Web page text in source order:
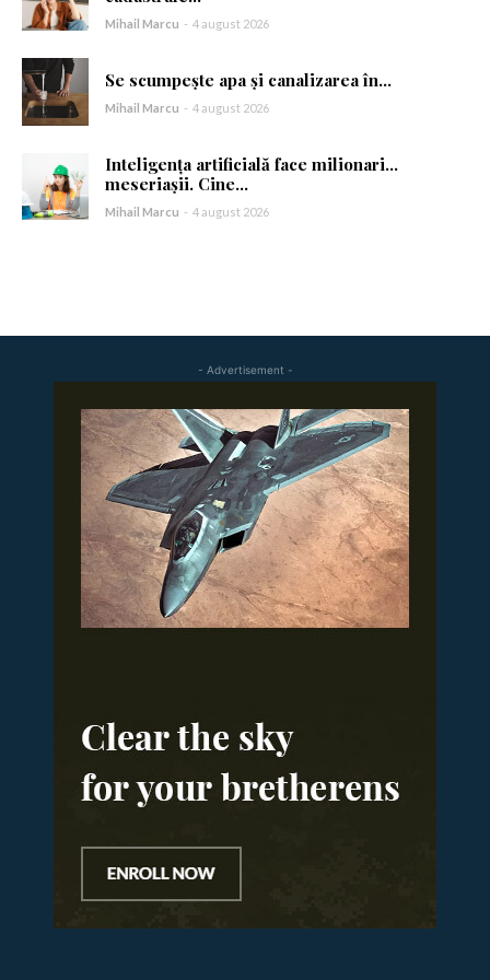
Am citit și accept
Mihail Marcu - 4 august 2026
Se scumpește apa și canalizarea în...
Mihail Marcu - 4 august 2026
Inteligența artificială face milionari…
meseriașii. Cine...
Mihail Marcu - 4 august 2026
- Advertisement -